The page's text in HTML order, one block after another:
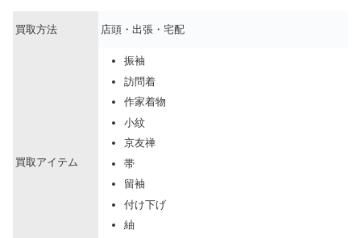
買取方法 店頭・出張・宅配
買取アイテム
振袖
訪問着
作家着物
小紋
京友禅
帯
留袖
付け下げ
紬